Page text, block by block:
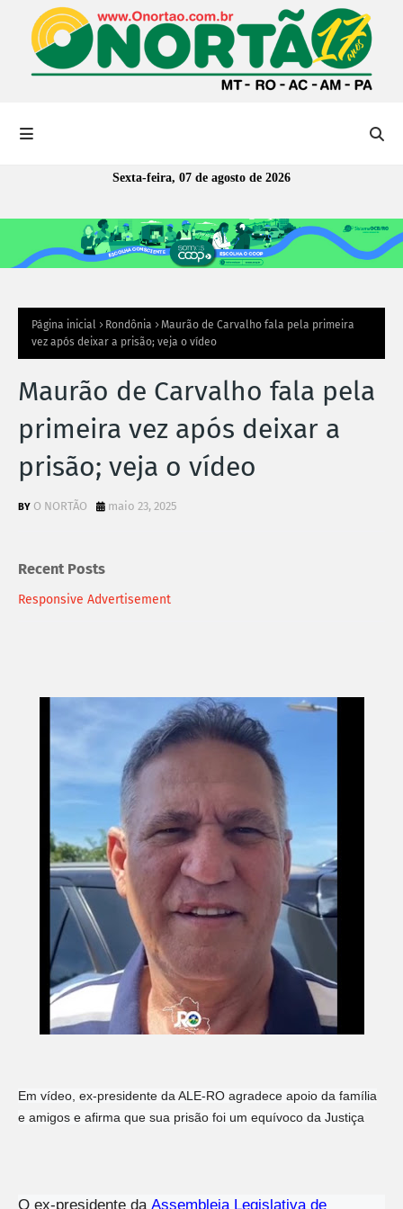
Sexta-feira, 07 de agosto de 2026
Página inicial Rondônia
Maurão de Carvalho fala pela primeira
vez após deixar a prisão; veja o vídeo
Maurão de Carvalho fala pela
primeira vez após deixar a
prisão; veja o vídeo
O NORTÃO maio 23, 2025
Recent Posts
Responsive Advertisement
Em vídeo, ex-presidente da ALE-RO agradece apoio da família
e amigos e afirma que sua prisão foi um equívoco da Justiça
O ex-presidente da Assembleia Legislativa de